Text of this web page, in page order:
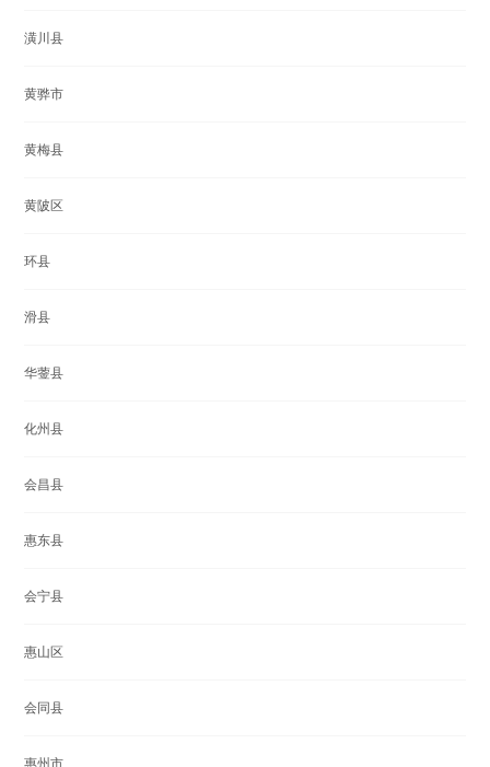
潢川县
黄骅市
黄梅县
黄陂区
环县
滑县
华蓥县
化州县
会昌县
惠东县
会宁县
惠山区
会同县
惠州市